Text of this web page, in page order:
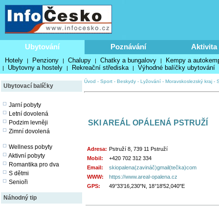
Ubytování Poznávání Aktivita
Hotely | Penziony | Chalupy | Chatky a bungalovy | Kempy a
| Ubytovny a hostely | Rekreační střediska | Výhodné balíčky ubytování
Ubytovací balíčky
Jarní pobyty
Letní dovolená
Podzim levněji
Zimní dovolená
Wellness pobyty
Aktivní pobyty
Romantika pro dva
S dětmi
Senioři
Náhodný tip
Úvod - Sport - Beskydy - Lyžování - Moravskoslezský kraj -
SKI AREÁL OPÁLENÁ PSTRUŽÍ
Adresa: Pstruží 8, 739 11 Pstruží
Mobil:
+420 702 312 334
Email:
skiopalena(zavináč)gmail(tečka)com
WWW:
https://www.areal-opalena.cz
GPS:
49°33'16,230"N, 18°18'52,040"E